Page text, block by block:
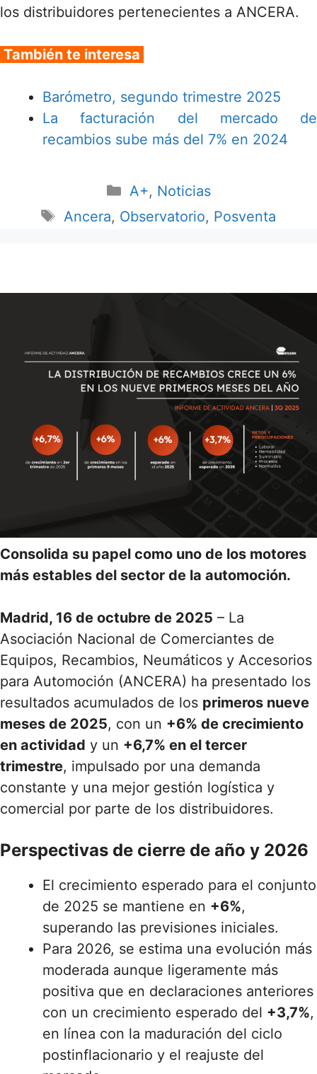
los distribuidores pertenecientes a ANCERA.
También te interesa
Barómetro, segundo trimestre 2025
La facturación del mercado de
recambios sube más del 7% en 2024
A+, Noticias
Ancera, Observatorio, Posventa
Consolida su papel como uno de los motores
más estables del sector de la automoción.
Madrid, 16 de octubre de 2025 – La
Asociación Nacional de Comerciantes de
Equipos, Recambios, Neumáticos y Accesorios
para Automoción (ANCERA) ha presentado los
resultados acumulados de los primeros nueve
meses de 2025, con un +6% de crecimiento
en actividad y un +6,7% en el tercer
trimestre, impulsado por una demanda
constante y una mejor gestión logística y
comercial por parte de los distribuidores.
Perspectivas de cierre de año y 2026
El crecimiento esperado para el conjunto
de 2025 se mantiene en +6%,
superando las previsiones iniciales.
Para 2026, se estima una evolución más
moderada aunque ligeramente más
positiva que en declaraciones anteriores
con un crecimiento esperado del +3,7%,
en línea con la maduración del ciclo
postinflacionario y el reajuste del